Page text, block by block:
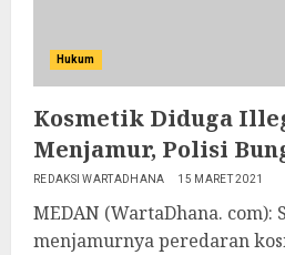
Hukum
Kosmetik Diduga
Menjamur, Polisi
REDAKSI WARTADHANA 15 MARET 2021
MEDAN (WartaDhana. com):
menjamurnya peredaran